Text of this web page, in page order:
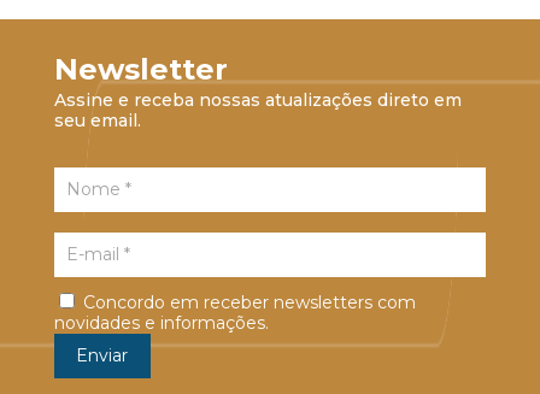
Newsletter
Assine e receba nossas atualizações direto em
seu email.
Concordo em receber newsletters com
novidades e informações.